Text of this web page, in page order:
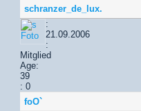
schranzer_de_lux.
:
21.09.2006
:
Mitglied
Age:
39
: 0
foO`